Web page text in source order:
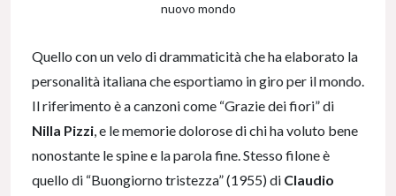
nuovo mondo
Quello con un velo di drammaticità che ha elaborato la
personalità italiana che esportiamo in giro per il mondo.
Il riferimento è a canzoni come “Grazie dei fiori” di
Nilla Pizzi, e le memorie dolorose di chi ha voluto bene
nonostante le spine e la parola fine. Stesso filone è
quello di “Buongiorno tristezza” (1955) di Claudio